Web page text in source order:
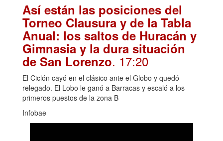
Así están las posiciones del
Torneo Clausura y de la Tabla
Anual: los saltos de Huracán y
Gimnasia y la dura situación
de San Lorenzo. 17:20
El Ciclón cayó en el clásico ante el Globo y quedó
relegado. El Lobo le ganó a Barracas y escaló a los
primeros puestos de la zona B
Infobae